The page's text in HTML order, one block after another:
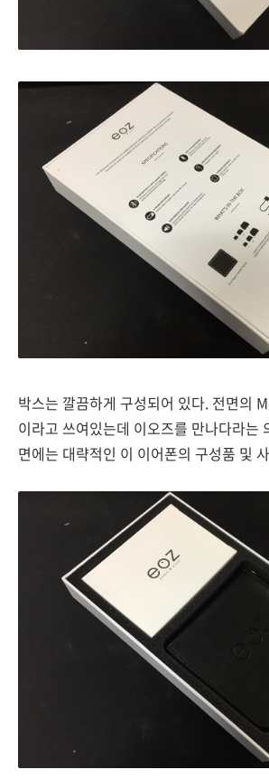
박스는 깔끔하게 구성되어 있다. 전면의
이라고 쓰여있는데 이오즈를 만나다라는
면에는 대략적인 이 이어폰의 구성품 및